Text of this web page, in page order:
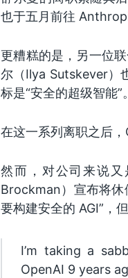
也于五月前往
更糟糕的是，另一位
尔（Ilya Sutskever）
标是“安全的超级智能”。
在这一系列离职之后，
然而，对公司来说
Brockman）宣布将休
要构建安全的 AGI”，
I’m taking a
OpenAI 9 years